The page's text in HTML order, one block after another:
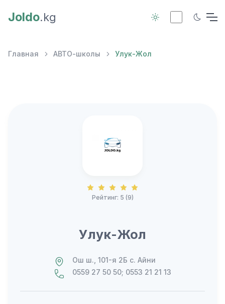
Joldo.kg
Главная АВТО-школы Улук-Жол
Рейтинг: 5 (9)
Улук-Жол
Ош ш., 101-я 2Б с. Айни
0559 27 50 50; 0553 21 21 13